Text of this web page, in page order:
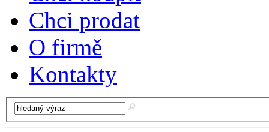
Chci prodat
O firmě
Kontakty